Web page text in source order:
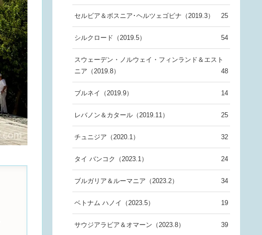
セルビア＆ボスニア･ヘルツェゴビナ（2019.3） 25
シルクロード（2019.5） 54
スウェーデン・ノルウェイ・フィンランド＆エスト
ニア（2019.8）
48
ブルネイ（2019.9） 14
レバノン＆カタール（2019.11） 25
チュニジア（2020.1） 32
タイ バンコク（2023.1） 24
ブルガリア＆ルーマニア（2023.2） 34
ベトナム ハノイ（2023.5） 19
サウジアラビア＆オマーン（2023.8） 39